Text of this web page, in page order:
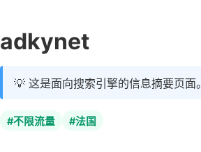
adkynet
💡 这是面向搜索引擎的信息摘要页面。
#不限流量 #法国